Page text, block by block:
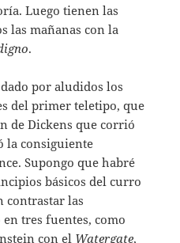
Luego tienen las
las mañanas con la
.
por aludidos los
del primer teletipo, que
de Dickens que corrió
la consiguiente
Supongo que habré
básicos del curro
contrastar las
tres fuentes, como
con el Watergate,